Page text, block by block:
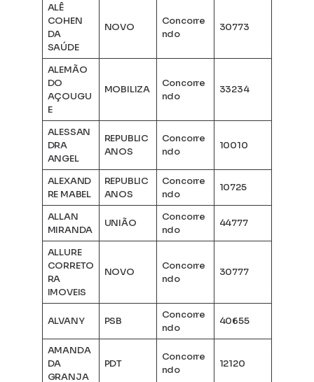
ALÊ
COHEN
DA
SAÚDE
NOVO
Concorre
ndo
30773
ALEMÃO
DO
AÇOUGU
E
MOBILIZA
Concorre
ndo
33234
ALESSAN
DRA
ANGEL
REPUBLIC
ANOS
Concorre
ndo
10010
ALEXAND
RE MABEL
REPUBLIC
ANOS
Concorre
ndo
10725
ALLAN
MIRANDA
UNIÃO
Concorre
ndo
44777
ALLURE
CORRETO
RA
IMOVEIS
NOVO
Concorre
ndo
30777
ALVANY PSB
Concorre
ndo
40655
AMANDA
DA
GRANJA
PDT
Concorre
ndo
12120